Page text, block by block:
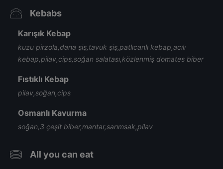
Kebabs
Karışık Kebap
kuzu pirzola,dana şiş,tavuk şiş,patlıcanlı kebap,acılı
kebap,pilav,cips,soğan salatası,közlenmiş domates biber
Fıstıklı Kebap
pilav,soğan,cips
Osmanlı Kavurma
soğan,3 çeşit biber,mantar,sarımsak,pilav
All you can eat